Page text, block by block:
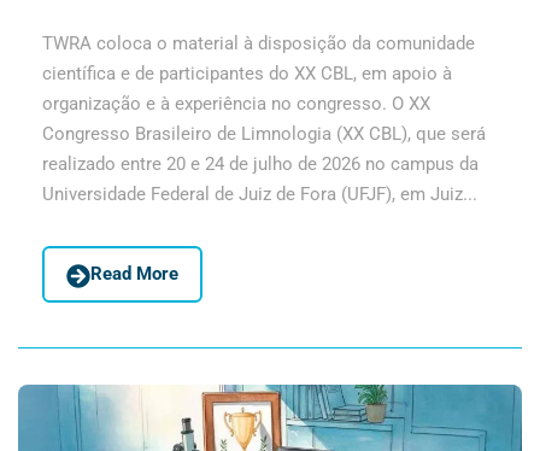
TWRA coloca o material à disposição da comunidade
científica e de participantes do XX CBL, em apoio à
organização e à experiência no congresso. O XX
Congresso Brasileiro de Limnologia (XX CBL), que será
realizado entre 20 e 24 de julho de 2026 no campus da
Universidade Federal de Juiz de Fora (UFJF), em Juiz...
Read More